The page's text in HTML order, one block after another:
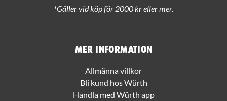
Mer information
Allmänna villkor
Bli kund hos Würth
Handla med Würth app
*Gäller vid köp för 2000 kr eller mer.